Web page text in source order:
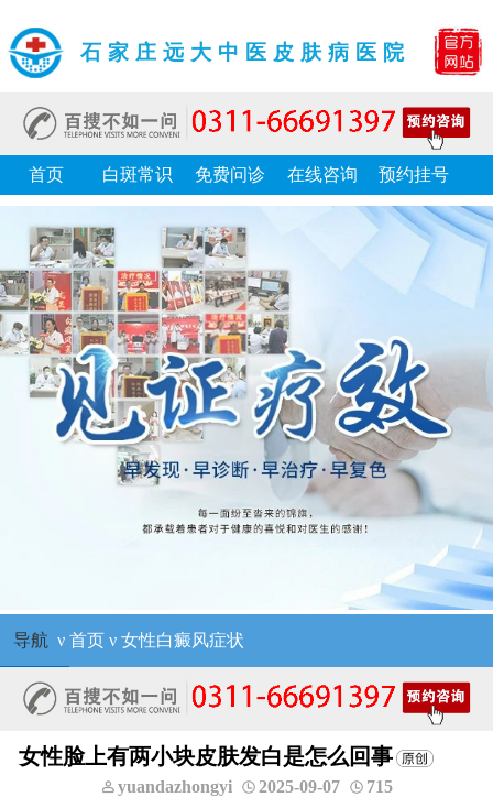
石家庄远大中医皮肤病医院
首页 白斑常识 免费问诊 在线咨询 预约挂号
导航 ν 首页ν 女性白癜风症状
女性脸上有两小块皮肤发白是怎么回事
yuandazhongyi 2025-09-07 715